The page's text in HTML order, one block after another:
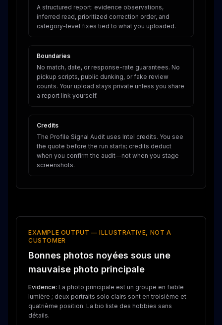
A structured report: evidence observations,
inferred read, prioritized correction order, and
category-level fixes tied to what you uploaded.
Boundaries
No match, date, or response-rate guarantees. No
pickup scripts, public dunking, or fake review
counts. Your upload stays private unless you share
a report link yourself.
Credits
The Profile Signal Audit uses Intel credits. You see
the quote before the run starts; credits deduct
when you confirm the audit—not when you stage
screenshots.
EXAMPLE OUTPUT — ILLUSTRATIVE, NOT A
CUSTOMER
Bonnes photos noyées sous une
mauvaise photo principale
Evidence: La photo principale est un groupe en faible
lumière ; deux portraits solo clairs sont en troisième et
quatrième position. La bio liste des hobbies sans
détails.